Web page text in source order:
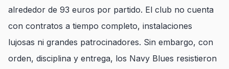
alrededor de 93 euros por partido. El club no cuenta
con contratos a tiempo completo, instalaciones
lujosas ni grandes patrocinadores. Sin embargo, con
orden, disciplina y entrega, los Navy Blues resistieron